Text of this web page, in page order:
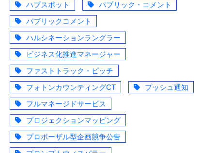
ハブスポット
パブリック・コメント
パブリックコメント
ハルシネーションラングラー
ビジネス化推進マネージャー
ファストトラック・ピッチ
フォトンカウンティングCT
プッシュ通知
フルマネージドサービス
プロジェクションマッピング
プロポーザル型企画競争公告